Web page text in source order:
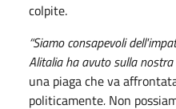
colpite.
“Siamo consapevoli
Alitalia ha avuto sulla
una piaga che va
politicamente. Non